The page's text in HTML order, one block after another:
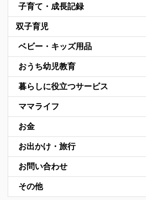
子育て・成長記録
双子育児
ベビー・キッズ用品
おうち幼児教育
暮らしに役立つサービス
ママライフ
お金
お出かけ・旅行
お問い合わせ
その他